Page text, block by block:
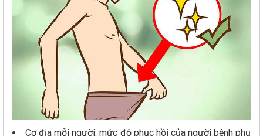
Cơ địa mỗi người: mức độ phục hồi của người bệnh phụ